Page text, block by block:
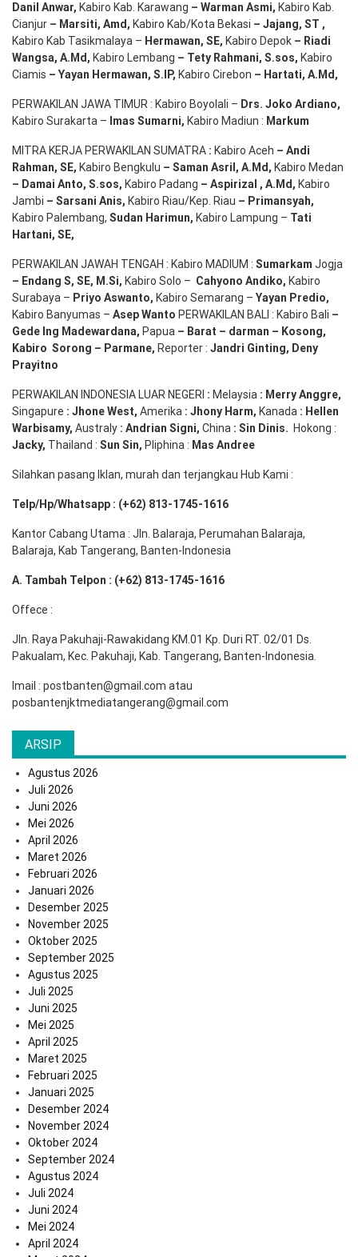
Danil Anwar, Kabiro Kab. Karawang – Warman Asmi, Kabiro Kab.
Cianjur – Marsiti, Amd , Kabiro Kab/Kota Bekasi – Jajang, ST ,
Kabiro Kab Tasikmalaya – Hermawan, SE, Kabiro Depok – Riadi
Wangsa, A.Md , Kabiro Lembang – Tety Rahmani, S.sos, Kabiro
Ciamis – Yayan Hermawan, S.IP, Kabiro Cirebon – Hartati, A.Md ,
PERWAKILAN JAWA TIMUR : Kabiro Boyolali – Drs. Joko Ardiano,
Kabiro Surakarta – Imas Sumarni, Kabiro Madiun : Markum
MITRA KERJA PERWAKILAN SUMATRA : Kabiro Aceh – Andi
Rahman, SE, Kabiro Bengkulu – Saman Asril , A.Md , Kabiro Medan
– Damai Anto, S.sos, Kabiro Padang – Aspirizal , A.Md , Kabiro
Jambi – Sarsani Anis, Kabiro Riau/Kep. Riau – Primansyah,
Kabiro Palembang, Sudan Harimun, Kabiro Lampung – Tati
Hartani, SE,
PERWAKILAN JAWAH TENGAH : Kabiro MADIUM : Sumarkam Jogja
– Endang S, SE, M.Si, Kabiro Solo – Cahyono Andiko, Kabiro
Surabaya – Priyo Aswanto, Kabiro Semarang – Yayan Predio,
Kabiro Banyumas – AsepWanto PERWAKILAN BALI : Kabiro Bali –
Gede Ing Madewardana, Papua – Barat – darman – Kosong,
Kabiro Sorong – Parmane, Reporter : Jandri Ginting, Deny
Prayitno
PERWAKILAN INDONESIA LUAR NEGERI : Melaysia : MerryAnggre,
Singapure : JhoneWest, Amerika : Jhony Harm, Kanada : Hellen
Warbisamy, Australy : Andrian Signi, China : Sin Dinis. Hokong :
Jacky, Thailand : Sun Sin, Pliphina : Mas Andree
Silahkan pasang Iklan, murah dan terjangkau Hub Kami :
Telp/Hp/Whatsapp : (+62) 813-1745-1616
Kantor Cabang Utama : Jln. Balaraja, Perumahan Balaraja,
Balaraja, Kab Tangerang, Banten-Indonesia
A. Tambah Telpon : (+62) 813-1745-1616
Offece :
Jln. Raya Pakuhaji-Rawakidang KM.01 Kp. Duri RT. 02/01 Ds.
Pakualam, Kec. Pakuhaji, Kab. Tangerang, Banten-Indonesia.
Imail : postbanten@gmail.com atau
posbantenjktmediatangerang@gmail.com
ARSIP
Agustus 2026
Juli 2026
Juni 2026
Mei 2026
April 2026
Maret 2026
Februari 2026
Januari 2026
Desember 2025
November 2025
Oktober 2025
September 2025
Agustus 2025
Juli 2025
Juni 2025
Mei 2025
April 2025
Maret 2025
Februari 2025
Januari 2025
Desember 2024
November 2024
Oktober 2024
September 2024
Agustus 2024
Juli 2024
Juni 2024
Mei 2024
April 2024